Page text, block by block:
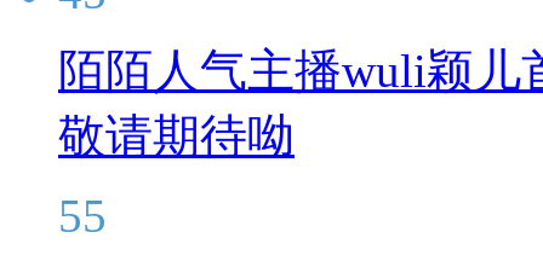
陌陌人气主播wuli颖儿
敬请期待呦
55